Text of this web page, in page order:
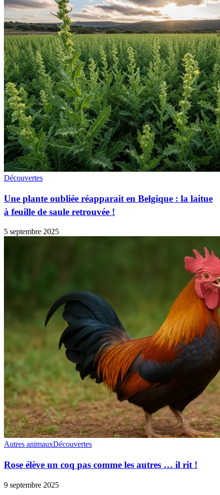
Découvertes
Une plante oubliée réapparait en Belgique : la laitue
à feuille de saule retrouvée !
5 septembre 2025
Autres animauxDécouvertes
Rose élève un coq pas comme les autres … il rit !
9 septembre 2025